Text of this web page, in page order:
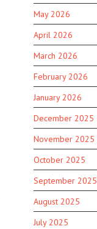
May 2026
April 2026
March 2026
February 2026
January 2026
December 2025
November 2025
October 2025
September 2025
August 2025
July 2025